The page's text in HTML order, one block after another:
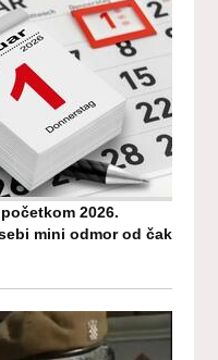
2026.
mini odmor od čak